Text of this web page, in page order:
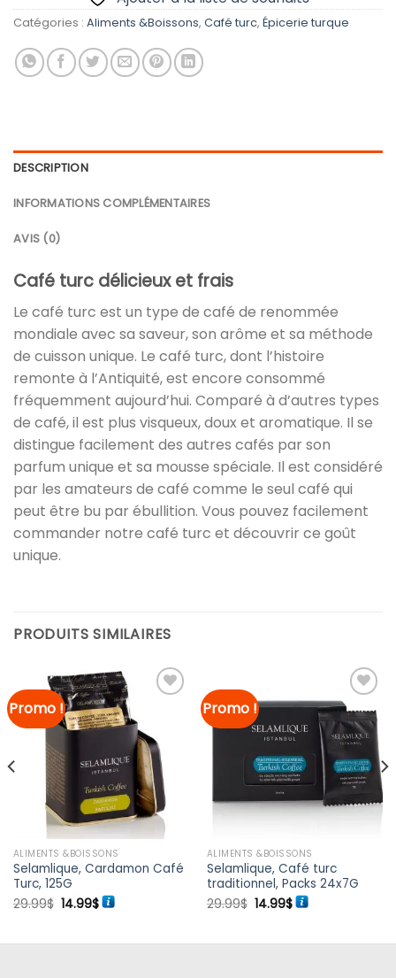
Catégories : Aliments &Boissons, Café turc, Épicerie turque
DESCRIPTION
INFORMATIONS COMPLÉMENTAIRES
AVIS (0)
Café turc délicieux et frais
Le café turc est un type de café de renommée
mondiale avec sa saveur, son arôme et sa méthode
de cuisson unique. Le café turc, dont l’histoire
remonte à l’Antiquité, est encore consommé
fréquemment aujourd’hui. Comparé à d’autres types
de café, il est plus visqueux, doux et aromatique. Il se
distingue facilement des autres cafés par son
parfum unique et sa mousse spéciale. Il est considéré
par les amateurs de café comme le seul café qui
peut être bu par ébullition. Vous pouvez facilement
commander notre café turc et découvrir ce goût
unique.
PRODUITS SIMILAIRES
Promo !
Ajouter à
la liste
de
souhaits
ALIMENTS &BOISSONS
Selamlique, Cardamon Café
Turc, 125G
29.99$ Le
prix
29.99$.
14.99$Le
prix
14.99$.
Promo !
Ajouter à
de
souhaits
ALIMENTS &BOISSONS
Selamlique, Café turc
traditionnel, Packs 24x7G
29.99$ Le
prix
29.99$.
14.99$Le
prix
14.99$.